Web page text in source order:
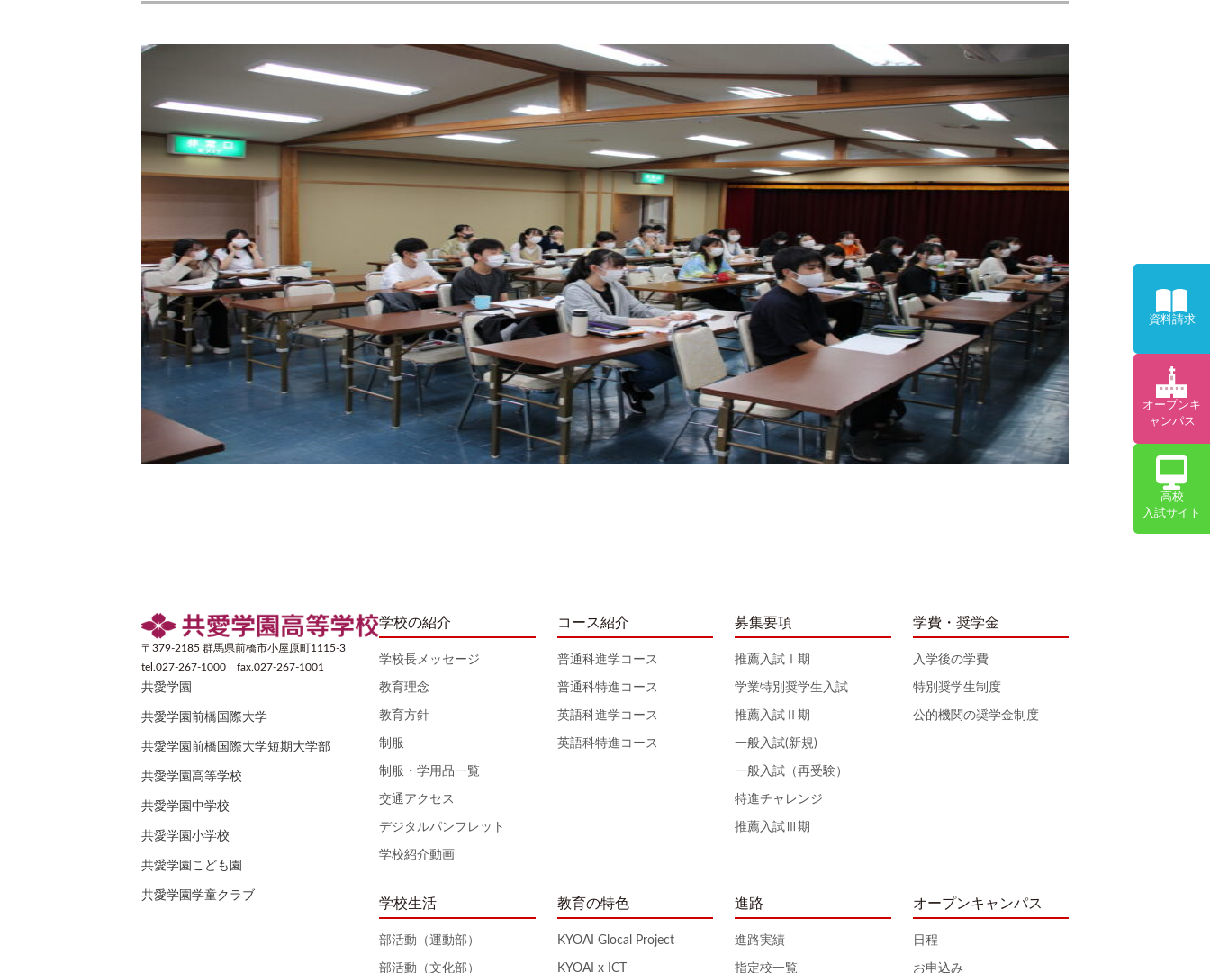
〒379-2185 群馬県前橋市小屋原町1115-3
tel.027-267-1000 fax.027-267-1001
共愛学園
共愛学園前橋国際大学
共愛学園前橋国際大学短期大学部
共愛学園高等学校
共愛学園中学校
共愛学園小学校
共愛学園こども園
共愛学園学童クラブ
学校の紹介
学校長メッセージ
教育理念
教育方針
制服
制服・学用品一覧
交通アクセス
デジタルパンフレット
学校紹介動画
学校生活
部活動（運動部）
部活動（文化部）
コース紹介
普通科進学コース
普通科特進コース
英語科進学コース
英語科特進コース
教育の特色
KYOAI Glocal Project
KYOAI x ICT
募集要項
推薦入試Ⅰ期
学業特別奨学生入試
推薦入試Ⅱ期
一般入試(新規)
一般入試（再受験）
特進チャレンジ
推薦入試Ⅲ期
進路
進路実績
指定校一覧
学費・奨学金
入学後の学費
特別奨学生制度
公的機関の奨学金制度
オープンキャンパス
日程
お申込み
資料請求
オープンキ
ャンパス
高校
入試サイト